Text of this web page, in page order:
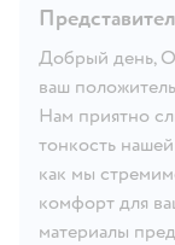
Добрый день,
ваш
Нам приятно
тонкость
как мы
комфорт для
материалы